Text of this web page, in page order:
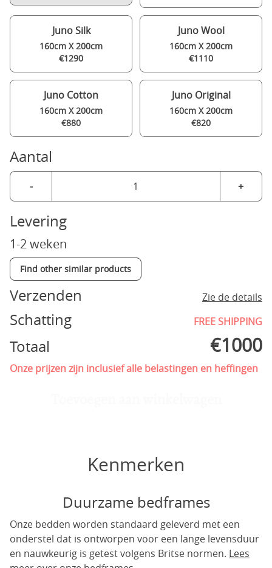
Juno Silk
160cm X 200cm
€1290
Juno Wool
160cm X 200cm
€1110
Juno Cotton
160cm X 200cm
€880
Juno Original
160cm X 200cm
€820
Aantal
- +
Levering
1-2 weken
Find other similar products
Verzenden Zie de details
Schatting FREE SHIPPING
Totaal €1000
Onze prijzen zijn inclusief alle belastingen en heffingen
Kenmerken
Duurzame bedframes
Onze bedden worden standaard geleverd met een
onderstel dat is ontworpen voor een lange levensduur
en nauwkeurig is getest volgens Britse normen. Lees